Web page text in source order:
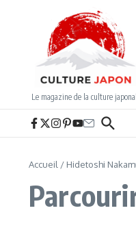
Le magazine de la culture
Accueil / Hidetoshi